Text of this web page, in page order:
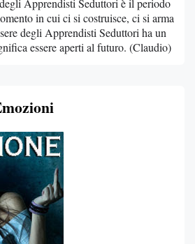
Apprendisti Seduttori è il periodo
in cui ci si costruisce, ci si arma
degli Apprendisti Seduttori ha un
essere aperti al futuro. (Claudio)